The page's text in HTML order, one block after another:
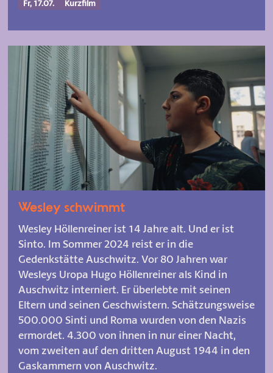
Fr, 17.07. Kurzfilm
Wesley schwimmt
Wesley Höllenreiner ist 14 Jahre alt. Und er ist
Sinto. Im Sommer 2024 reist er in die
Gedenkstätte Auschwitz. Vor 80 Jahren war
Wesleys Uropa Hugo Höllenreiner als Kind in
Auschwitz interniert. Er überlebte mit seinen
Eltern und seinen Geschwistern. Schätzungsweise
500.000 Sinti und Roma wurden von den Nazis
ermordet. 4.300 von ihnen in nur einer Nacht,
vom zweiten auf den dritten August 1944 in den
Gaskammern von Auschwitz.